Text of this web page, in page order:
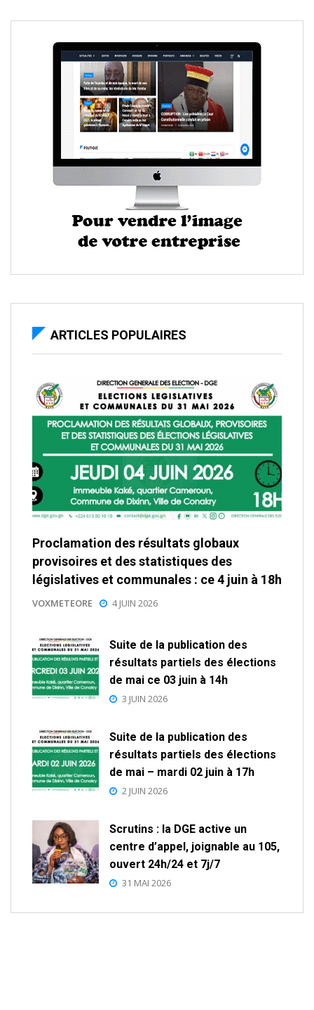
ARTICLES POPULAIRES
Proclamation des résultats globaux
provisoires et des statistiques des
législatives et communales : ce 4 juin à 18h
VOXMETEORE 4 JUIN 2026
Suite de la publication des
résultats partiels des élections
de mai ce 03 juin à 14h
3 JUIN 2026
Suite de la publication des
résultats partiels des élections
de mai – mardi 02 juin à 17h
2 JUIN 2026
Scrutins : la DGE active un
centre d’appel, joignable au 105,
ouvert 24h/24 et 7j/7
31 MAI 2026